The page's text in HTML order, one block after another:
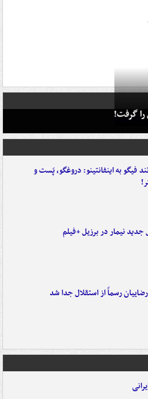
را گرفت!
فیگو به اینفانتینو: دروغگو، پَست‌ و
نیمار در برزیل +فیلم
رسماً از استقلال جدا شد